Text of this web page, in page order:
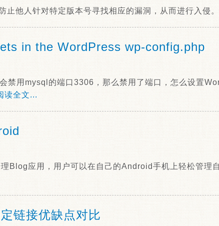
止他人针对特定版本号寻找相应的漏洞，从而进行入侵
in the WordPress wp-config.php
禁用mysql的端口3306，那么禁用了端口，怎么设置
读全文...
Blog应用，用户可以在自己的Android手机上轻松管理
链接优缺点对比